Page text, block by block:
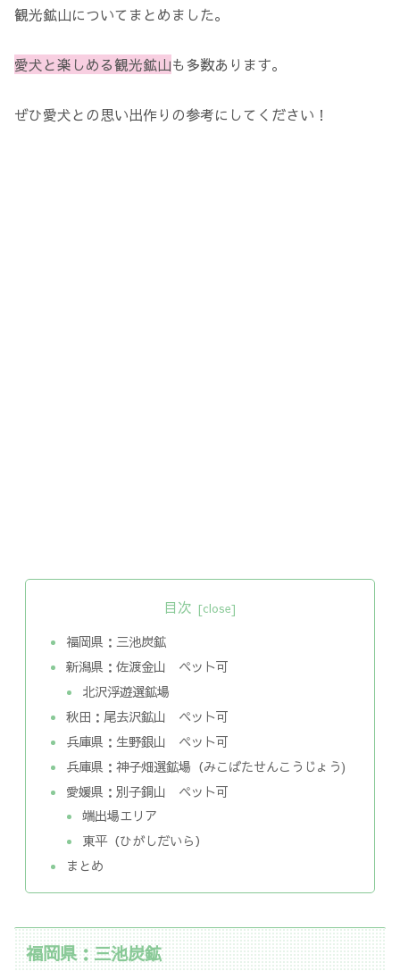
観光鉱山についてまとめました。
愛犬と楽しめる観光鉱山も多数あります。
ぜひ愛犬との思い出作りの参考にしてください！
目次
福岡県：三池炭鉱
新潟県：佐渡金山 ペット可
北沢浮遊選鉱場
秋田：尾去沢鉱山 ペット可
兵庫県：生野銀山 ペット可
兵庫県：神子畑選鉱場（みこばたせんこうじょう)
愛媛県：別子銅山 ペット可
端出場エリア
東平（ひがしだいら）
まとめ
福岡県：三池炭鉱